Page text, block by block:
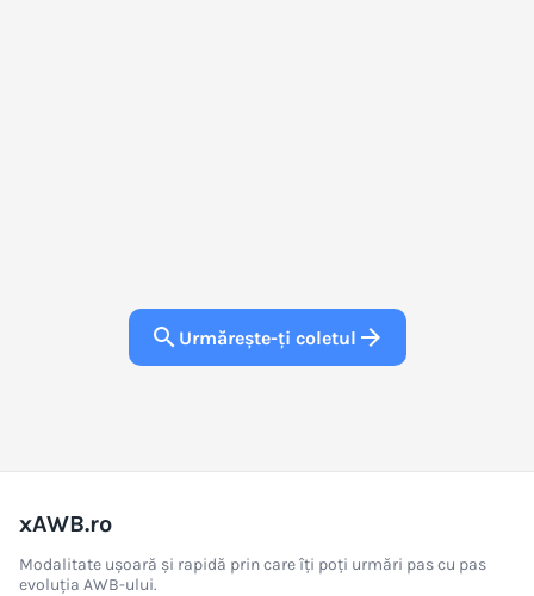
search Urmărește-ți coletul arrow_forward
xAWB.ro
Modalitate ușoară și rapidă prin care îți poți urmări pas cu pas
evoluția AWB-ului.